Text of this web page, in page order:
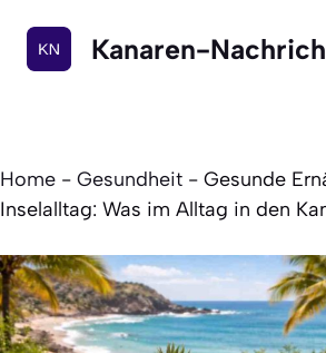
Inhalt
springen
Kanaren-
Home - Gesundheit - Gesunde
Inselalltag: Was im Alltag in den